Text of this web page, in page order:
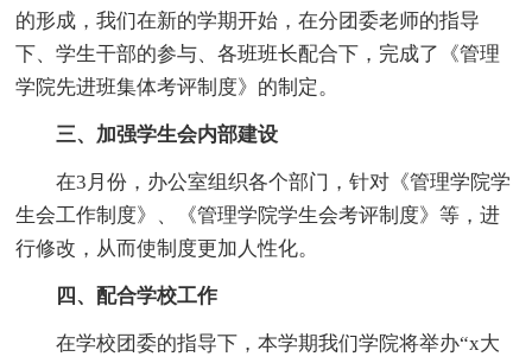
的形成，我们在新的学期开始，在分团委老师的指导
下、学生干部的参与、各班班长配合下，完成了《管理
学院先进班集体考评制度》的制定。
三、加强学生会内部建设
在3月份，办公室组织各个部门，针对《管理学院学
生会工作制度》、《管理学院学生会考评制度》等，进
行修改，从而使制度更加人性化。
四、配合学校工作
在学校团委的指导下，本学期我们学院将举办“x大